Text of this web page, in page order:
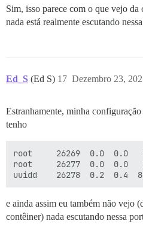
Sim, isso parece com o que vejo
nada está realmente escutando
Ed_S (Ed S) Dezembro 23,
17
Estranhamente, minha
tenho
root     26269  0.0  0.0
root     26277  0.0  0.0
e ainda assim eu também não vejo
contêiner) nada escutando nessa